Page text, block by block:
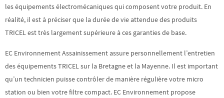
les équipements électromécaniques qui composent votre produit. En
réalité, il est à préciser que la durée de vie attendue des produits
TRICEL est très largement supérieure à ces garanties de base.
EC Environnement Assainissement assure personnellement l’entretien
des équipements TRICEL sur la Bretagne et la Mayenne. Il est important
qu’un technicien puisse contrôler de manière régulière votre micro
station ou bien votre filtre compact. EC Environnement propose